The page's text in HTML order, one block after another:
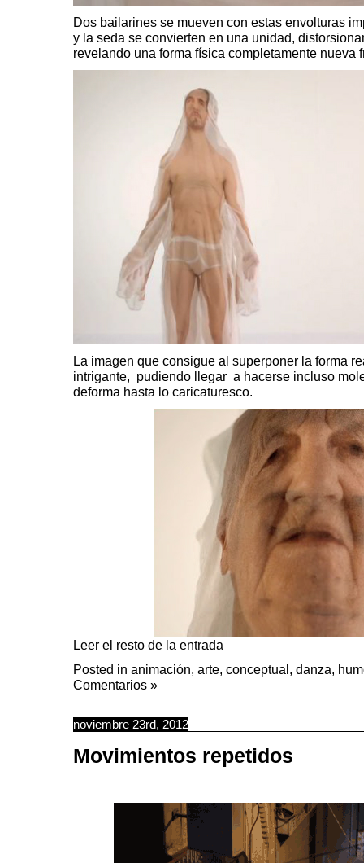
Dos bailarines se mueven con estas envolturas
y la seda se convierten en una unidad,
revelando una forma física completamente nueva
La imagen que consigue al superponer la forma
intrigante, pudiendo llegar a hacerse incluso
deforma hasta lo caricaturesco.
Leer el resto de la entrada
Posted in animación, arte, conceptual, danza,
Comentarios »
noviembre 23rd, 2012
Movimientos repetidos